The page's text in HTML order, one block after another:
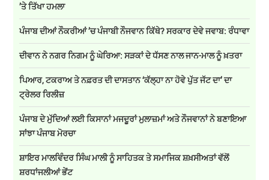
’ਤੇ ਤਿੱਖਾ ਹਮਲਾ
ਪੰਜਾਬ ਦੀਆਂ ਨੌਕਰੀਆਂ ’ਚ ਪੰਜਾਬੀ ਨੌਜਵਾਨ ਕਿੱਥੇ? ਸਰਕਾਰ ਦੇਵੇ ਜਵਾਬ: ਰੰਧਾਵਾ
ਦੀਵਾਨ ਨੇ ਨਗਰ ਨਿਗਮ ਨੂੰ ਘੇਰਿਆ: ਸੜਕਾਂ ਦੇ ਧੱਸਣ ਨਾਲ ਜਾਨ-ਮਾਲ ਨੂੰ ਖ਼ਤਰਾ
ਪਿਆਰ, ਟਕਰਾਅ ਤੇ ਨਫ਼ਰਤ ਦੀ ਦਾਸਤਾਨ ‘ਕੱਲ੍ਹਾ ਨਾ ਹੋਵੇ ਪੁੱਤ ਜੱਟ ਦਾ’ ਦਾ
ਟ੍ਰੇਲਰ ਰਿਲੀਜ਼
ਪੰਜਾਬ ਦੇ ਮੁੱਦਿਆਂ ਲਈ ਕਿਸਾਨਾਂ ਮਜਦੂਰਾਂ ਮੁਲਾਜ਼ਮਾਂ ਅਤੇ ਨੌਜਵਾਨਾਂ ਨੇ ਬਣਾਇਆ
ਸਾਂਝਾ ਪੰਜਾਬ ਮੋਰਚਾ
ਸ਼ਾਇਰ ਮਾਲਵਿੰਦਰ ਸਿੰਘ ਮਾਲੀ ਨੂੰ ਸਾਹਿਤਕ ਤੇ ਸਮਾਜਿਕ ਸ਼ਖ਼ਸੀਅਤਾਂ ਵੱਲੋਂ
ਸ਼ਰਧਾਂਜਲੀਆਂ ਭੇਂਟ